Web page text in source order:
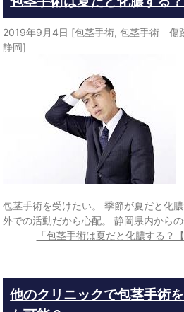
2019年9月4日 [包茎手術,包茎手術 傷
静岡]
包茎手術を受けたい。 季節が夏だと化
外での活動だから心配。 静岡県内からの
「包茎手術は夏だと化膿する？
他のクリニックで包茎手術